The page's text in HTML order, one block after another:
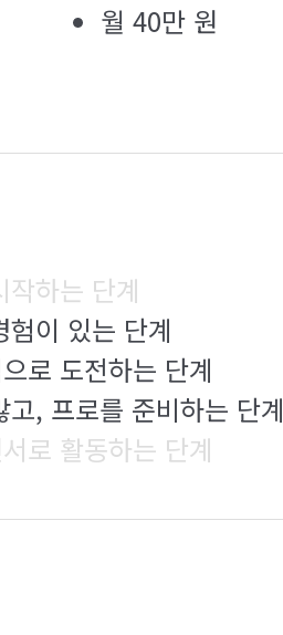
월 40만 원
하는 단계
이 있는 단계
로 도전하는 단계
, 프로를 준비하는 단계
로 활동하는 단계